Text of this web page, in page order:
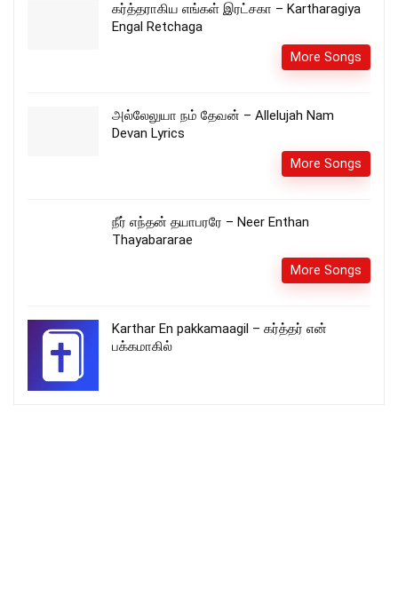
கர்த்தராகிய எங்கள் இரட்சகா – Kartharagiya
Engal Retchaga
More Songs
அல்லேலுயா நம் தேவன் – Allelujah Nam
Devan Lyrics
More Songs
நீர் எந்தன் தயாபரரே – Neer Enthan
Thayabararae
More Songs
Karthar En pakkamaagil – கர்த்தர் என்
பக்கமாகில்